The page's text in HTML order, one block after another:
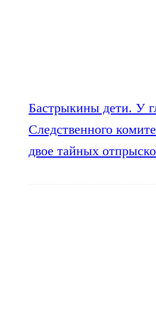
Бастрыкины дети. У
Следственного
двое тайных